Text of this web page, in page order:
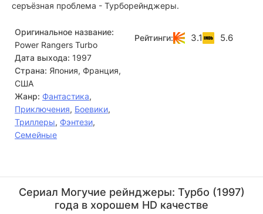
серъёзная проблема - Турборейнджеры.
Оригинальное название:
Power Rangers Turbo
Дата выхода: 1997
Страна: Япония, Франция,
США
Жанр: Фантастика,
Приключения, Боевики,
Триллеры, Фэнтези,
Семейные
Рейтинги: 3.1 5.6
(Creeps, в титра...)
(Dreadfeather)
Сериал Могучие рейнджеры: Турбо (1997)
года в хорошем HD качестве